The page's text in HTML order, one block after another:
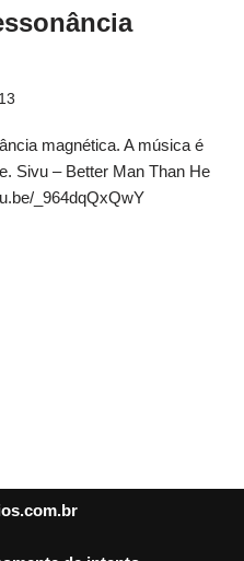
magnética. A música é
Sivu – Better Man Than He
_964dqQxQwY